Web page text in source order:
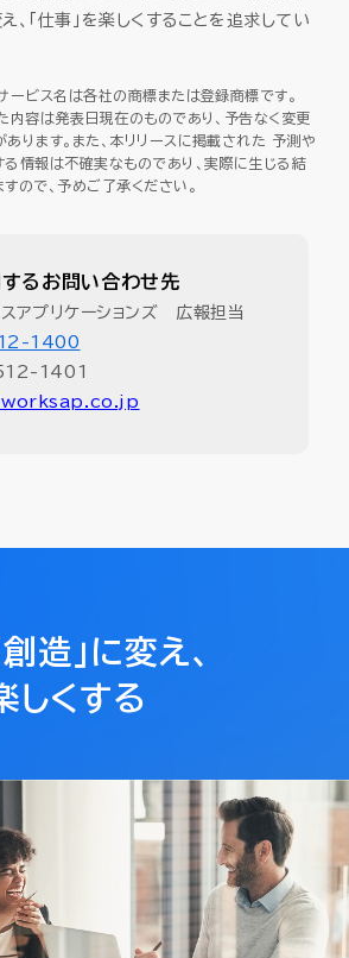
え、「仕事」を楽しくすることを追求してい
ービス名は各社の商標または登録商標です。
内容は発表日現在のものであり、予告なく変更
ります。また、本リリースに掲載された 予測や
情報は不確実なものであり、実際に生じる結
ので、予めご了承ください。
るお問い合わせ先
アプリケーションズ 広報担当
1400
1401
創造」に変え、
しくする